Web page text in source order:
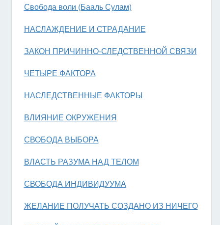
Свобода воли (Бааль Сулам)
НАСЛАЖДЕНИЕ И СТРАДАНИЕ
ЗАКОН ПРИЧИННО-СЛЕДСТВЕННОЙ СВЯЗИ
ЧЕТЫРЕ ФАКТОРА
НАСЛЕДСТВЕННЫЕ ФАКТОРЫ
ВЛИЯНИЕ ОКРУЖЕНИЯ
СВОБОДА ВЫБОРА
ВЛАСТЬ РАЗУМА НАД ТЕЛОМ
СВОБОДА ИНДИВИДУУМА
ЖЕЛАНИЕ ПОЛУЧАТЬ СОЗДАНО ИЗ НИЧЕГО